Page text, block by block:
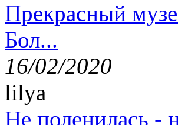
Прекрасный
Бол...
16/02/2020
lilya
Не поленилась -